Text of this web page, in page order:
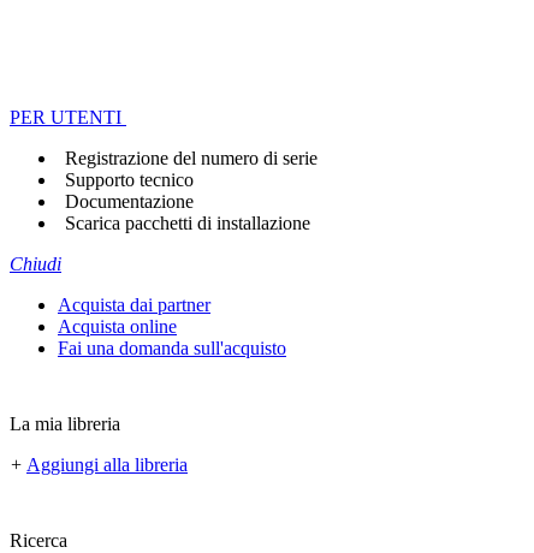
PER UTENTI
Registrazione del numero di serie
Supporto tecnico
Documentazione
Scarica pacchetti di installazione
Chiudi
Acquista dai partner
Acquista online
Fai una domanda sull'acquisto
La mia libreria
+ Aggiungi alla libreria
Ricerca